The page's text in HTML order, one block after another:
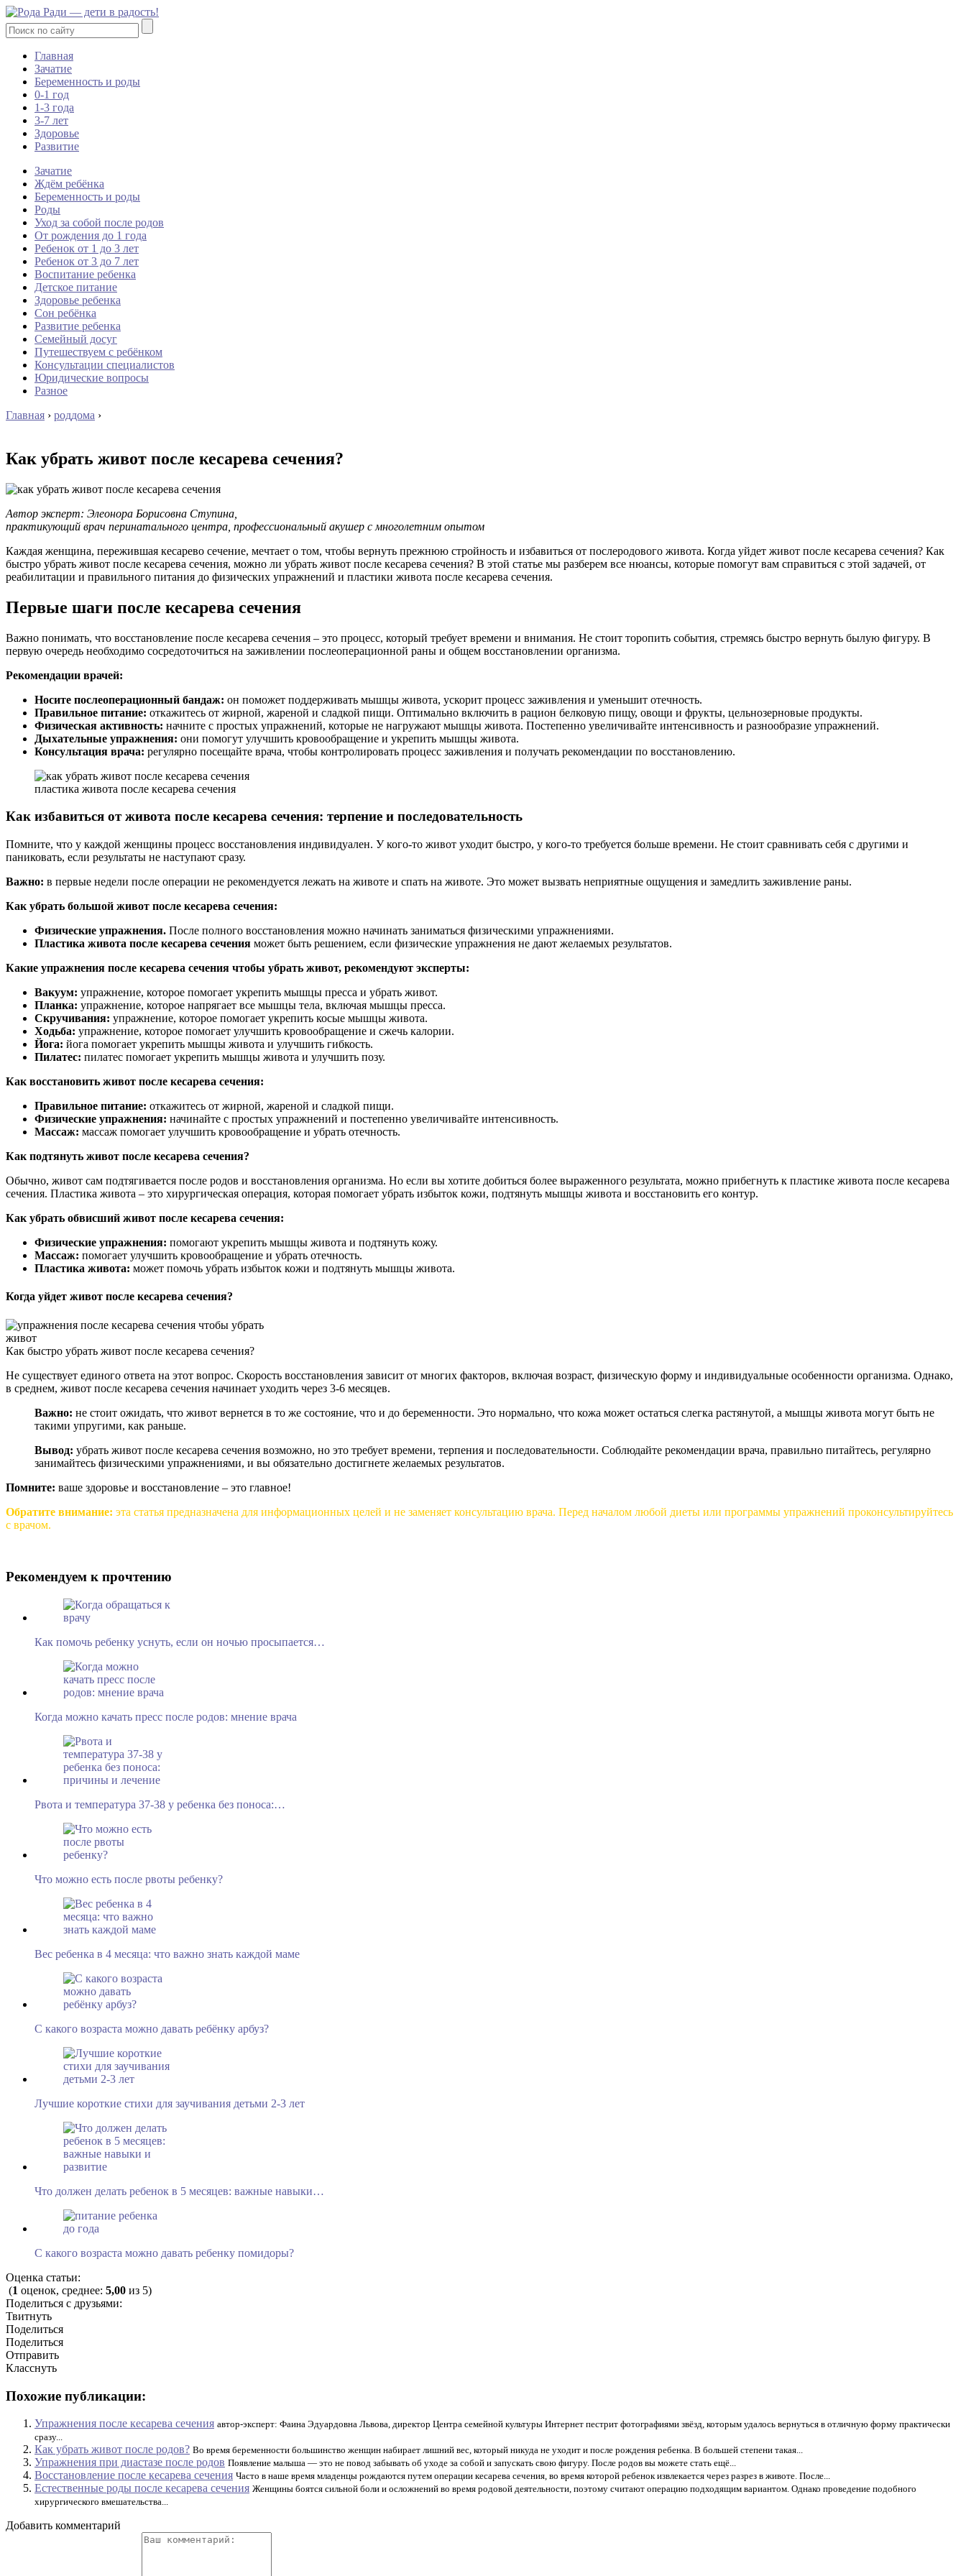
Главная
Зачатие
Беременность и роды
0-1 год
1-3 года
3-7 лет
Здоровье
Развитие
Зачатие
Ждём ребёнка
Беременность и роды
Роды
Уход за собой после родов
От рождения до 1 года
Ребенок от 1 до 3 лет
Ребенок от 3 до 7 лет
Воспитание ребенка
Детское питание
Здоровье ребенка
Сон ребёнка
Развитие ребенка
Семейный досуг
Путешествуем с ребёнком
Консультации специалистов
Юридические вопросы
Разное
Главная › роддома ›
Как убрать живот после кесарева сечения?
Автор эксперт: Элеонора Борисовна Ступина,
практикующий врач перинатального центра, профессиональный акушер с многолетним опытом
Каждая женщина, пережившая кесарево сечение, мечтает о том, чтобы вернуть прежнюю стройность и избавиться от послеродового живота. Когда уйдет живот после кесарева сечения? Как
быстро убрать живот после кесарева сечения, можно ли убрать живот после кесарева сечения? В этой статье мы разберем все нюансы, которые помогут вам справиться с этой задачей, от
реабилитации и правильного питания до физических упражнений и пластики живота после кесарева сечения.
Первые шаги после кесарева сечения
Важно понимать, что восстановление после кесарева сечения – это процесс, который требует времени и внимания. Не стоит торопить события, стремясь быстро вернуть былую фигуру. В
первую очередь необходимо сосредоточиться на заживлении послеоперационной раны и общем восстановлении организма.
Рекомендации врачей:
Носите послеоперационный бандаж: он поможет поддерживать мышцы живота, ускорит процесс заживления и уменьшит отечность.
Правильное питание: откажитесь от жирной, жареной и сладкой пищи. Оптимально включить в рацион белковую пищу, овощи и фрукты, цельнозерновые продукты.
Физическая активность: начните с простых упражнений, которые не нагружают мышцы живота. Постепенно увеличивайте интенсивность и разнообразие упражнений.
Дыхательные упражнения: они помогут улучшить кровообращение и укрепить мышцы живота.
Консультация врача: регулярно посещайте врача, чтобы контролировать процесс заживления и получать рекомендации по восстановлению.
пластика живота после кесарева сечения
Как избавиться от живота после кесарева сечения: терпение и последовательность
Помните, что у каждой женщины процесс восстановления индивидуален. У кого-то живот уходит быстро, у кого-то требуется больше времени. Не стоит сравнивать себя с другими и
паниковать, если результаты не наступают сразу.
Важно: в первые недели после операции не рекомендуется лежать на животе и спать на животе. Это может вызвать неприятные ощущения и замедлить заживление раны.
Как убрать большой живот после кесарева сечения:
Физические упражнения. После полного восстановления можно начинать заниматься физическими упражнениями.
Пластика живота после кесарева сечения может быть решением, если физические упражнения не дают желаемых результатов.
Какие упражнения после кесарева сечения чтобы убрать живот, рекомендуют эксперты:
Вакуум: упражнение, которое помогает укрепить мышцы пресса и убрать живот.
Планка: упражнение, которое напрягает все мышцы тела, включая мышцы пресса.
Скручивания: упражнение, которое помогает укрепить косые мышцы живота.
Ходьба: упражнение, которое помогает улучшить кровообращение и сжечь калории.
Йога: йога помогает укрепить мышцы живота и улучшить гибкость.
Пилатес: пилатес помогает укрепить мышцы живота и улучшить позу.
Как восстановить живот после кесарева сечения:
Правильное питание: откажитесь от жирной, жареной и сладкой пищи.
Физические упражнения: начинайте с простых упражнений и постепенно увеличивайте интенсивность.
Массаж: массаж помогает улучшить кровообращение и убрать отечность.
Как подтянуть живот после кесарева сечения?
Обычно, живот сам подтягивается после родов и восстановления организма. Но если вы хотите добиться более выраженного результата, можно прибегнуть к пластике живота после кесарева
сечения. Пластика живота – это хирургическая операция, которая помогает убрать избыток кожи, подтянуть мышцы живота и восстановить его контур.
Как убрать обвисший живот после кесарева сечения:
Физические упражнения: помогают укрепить мышцы живота и подтянуть кожу.
Массаж: помогает улучшить кровообращение и убрать отечность.
Пластика живота: может помочь убрать избыток кожи и подтянуть мышцы живота.
Когда уйдет живот после кесарева сечения?
Как быстро убрать живот после кесарева сечения?
Не существует единого ответа на этот вопрос. Скорость восстановления зависит от многих факторов, включая возраст, физическую форму и индивидуальные особенности организма. Однако,
в среднем, живот после кесарева сечения начинает уходить через 3-6 месяцев.
Важно: не стоит ожидать, что живот вернется в то же состояние, что и до беременности. Это нормально, что кожа может остаться слегка растянутой, а мышцы живота могут быть не
такими упругими, как раньше.
Вывод: убрать живот после кесарева сечения возможно, но это требует времени, терпения и последовательности. Соблюдайте рекомендации врача, правильно питайтесь, регулярно
занимайтесь физическими упражнениями, и вы обязательно достигнете желаемых результатов.
Помните: ваше здоровье и восстановление – это главное!
Обратите внимание: эта статья предназначена для информационных целей и не заменяет консультацию врача. Перед началом любой диеты или программы упражнений проконсультируйтесь
с врачом.
Рекомендуем к прочтению
Как помочь ребенку уснуть, если он ночью просыпается…
Когда можно качать пресс после родов: мнение врача
Рвота и температура 37-38 у ребенка без поноса:…
Что можно есть после рвоты ребенку?
Вес ребенка в 4 месяца: что важно знать каждой маме
С какого возраста можно давать ребёнку арбуз?
Лучшие короткие стихи для заучивания детьми 2-3 лет
Что должен делать ребенок в 5 месяцев: важные навыки…
С какого возраста можно давать ребенку помидоры?
Оценка статьи:
(1 оценок, среднее: 5,00 из 5)
Поделиться с друзьями:
Твитнуть
Поделиться
Поделиться
Отправить
Класснуть
Похожие публикации:
Упражнения после кесарева сечения автор-эксперт: Фаина Эдуардовна Львова, директор Центра семейной культуры Интернет пестрит фотографиями звёзд, которым удалось вернуться в отличную форму практически
сразу...
Как убрать живот после родов? Во время беременности большинство женщин набирает лишний вес, который никуда не уходит и после рождения ребенка. В большей степени такая...
Упражнения при диастазе после родов Появление малыша — это не повод забывать об уходе за собой и запускать свою фигуру. После родов вы можете стать ещё...
Восстановление после кесарева сечения Часто в наше время младенцы рождаются путем операции кесарева сечения, во время которой ребенок извлекается через разрез в животе. После...
Естественные роды после кесарева сечения Женщины боятся сильной боли и осложнений во время родовой деятельности, поэтому считают операцию подходящим вариантом. Однако проведение подобного
хирургического вмешательства...
Добавить комментарий